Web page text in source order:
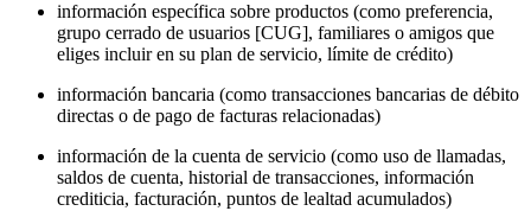
información específica sobre productos (como preferencia,
grupo cerrado de usuarios [CUG], familiares o amigos que
eliges incluir en su plan de servicio, límite de crédito)
información bancaria (como transacciones bancarias de débito
directas o de pago de facturas relacionadas)
información de la cuenta de servicio (como uso de llamadas,
saldos de cuenta, historial de transacciones, información
crediticia, facturación, puntos de lealtad acumulados)